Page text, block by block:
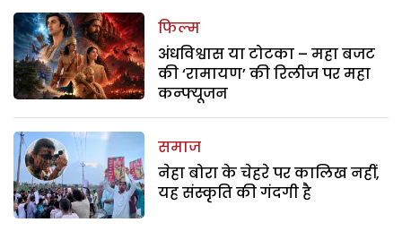
फिल्म
अंधविश्वास या टोटका – महा बजट
की ‘रामायण’ की रिलीज पर महा
कन्फ्यूजन
समाज
नेहा बोरा के चेहरे पर कालिख नहीं,
यह संस्कृति की गंदगी है